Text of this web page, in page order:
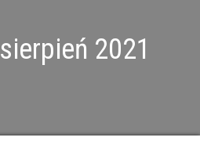
sierpień 2021